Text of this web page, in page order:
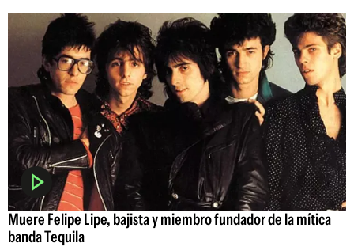
Muere Felipe Lipe, bajista y miembro fundador de la mítica
banda Tequila